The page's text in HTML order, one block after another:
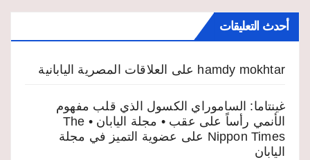
أحدث التعليقات
hamdy mokhtar على العلاقات المصرية اليابانية
غينتاما: الساموراي الكسول الذي قلب مفهوم
الأنمي رأساً على عقب • مجلة اليابان • The
Nippon Times على عضوية التميز في مجلة
اليابان